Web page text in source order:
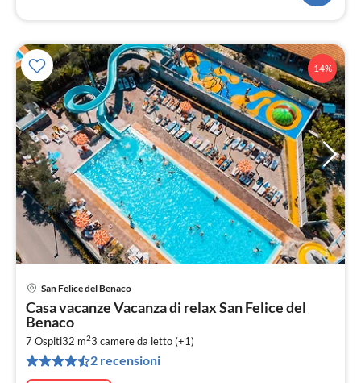
14%
San Felice del Benaco
Casa vacanze Vacanza di relax San Felice del
Benaco
7 Ospiti32 m23 camere da letto (+1)
2 recensioni